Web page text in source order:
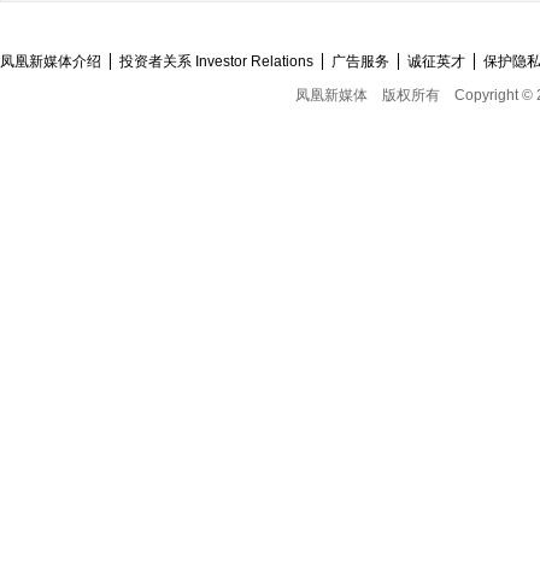
凤凰新媒体介绍 投资者关系 Investor Relations 广告服务 诚征英才
保护隐
凤凰新媒体
版权所有 Copyright ©